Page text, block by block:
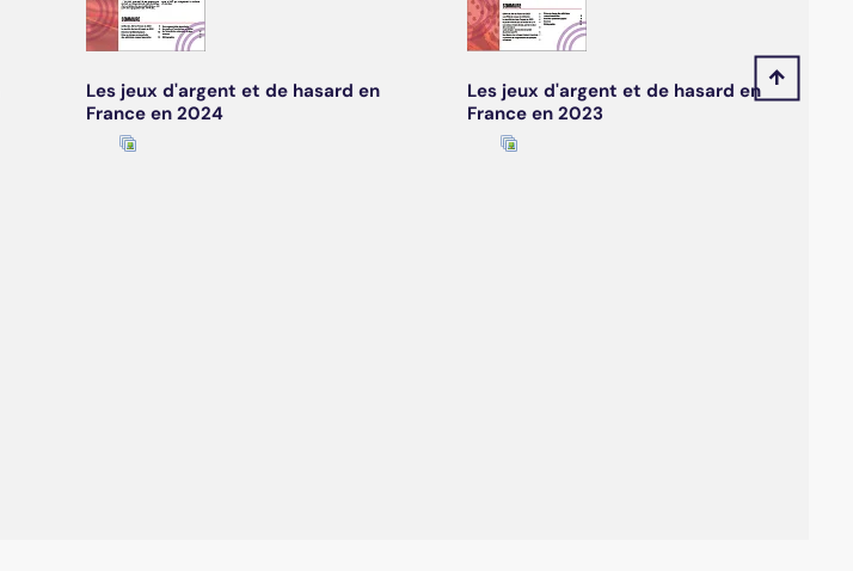
Les jeux d'argent et de hasard en
France en 2024
Les jeux d'argent et de hasard en
France en 2023